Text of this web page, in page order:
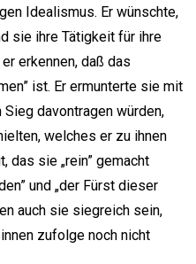
Idealismus. Er wünschte,
sie ihre Tätigkeit für ihre
erkennen, daß das
ist. Er ermunterte sie mit
davontragen würden,
welches er zu ihnen
das sie „rein” gemacht
und „der Fürst dieser
auch sie siegreich sein,
zufolge noch nicht